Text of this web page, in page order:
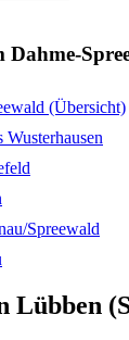
Dahme-
(Übersicht)
Wusterhausen
Spreewald